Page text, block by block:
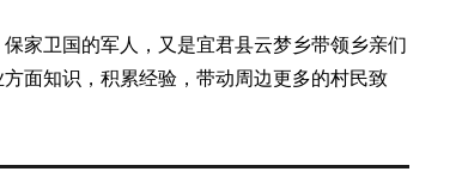
卫国的军人，又是宜君县云梦乡带领乡亲们
面知识，积累经验，带动周边更多的村民致